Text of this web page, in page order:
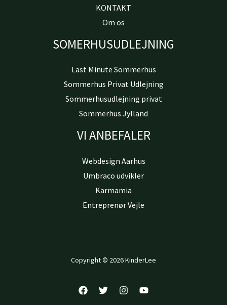
KONTAKT
Om os
SOMERHUSUDLEJNING
Last Minute Sommerhus
Sommerhus Privat Udlejning
Sommerhusudlejning privat
Sommerhus Jylland
VI ANBEFALER
Webdesign Aarhus
Umbraco udvikler
Karmamia
Entreprenør Vejle
Copyright © 2026 KinderLee